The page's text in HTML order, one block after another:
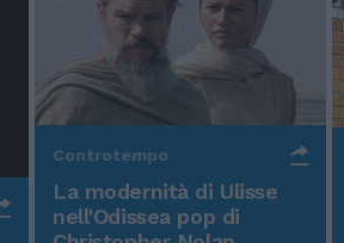
Controtempo
La modernità di Ulisse
nell'Odissea pop di